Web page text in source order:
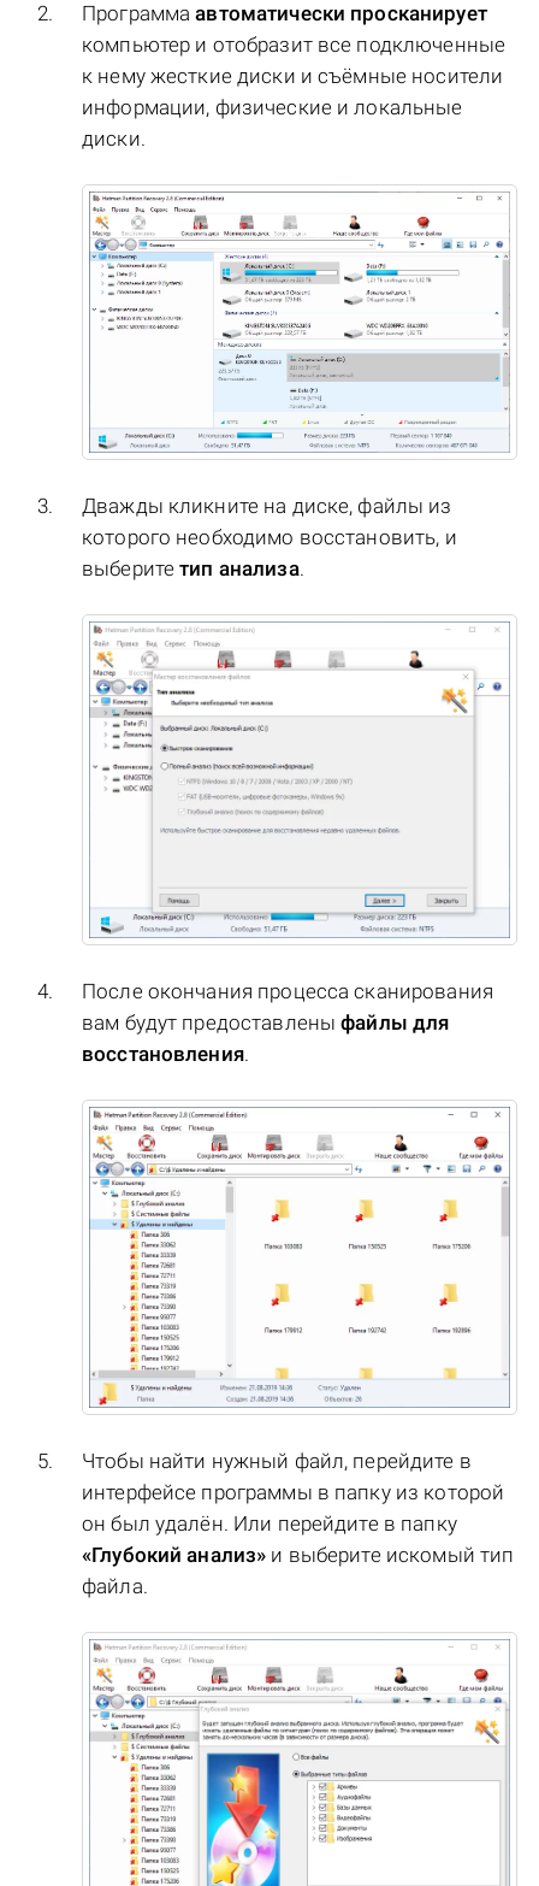
Программаавтоматически просканирует
компьютер и отобразит все подключенные
к нему жесткие диски и съёмные носители
информации, физические и локальные
диски.
Дважды кликните на диске, файлы из
которого необходимо восстановить, и
выберитетип анализа.
После окончания процесса сканирования
вам будут предоставленыфайлы для
восстановления.
Чтобы найти нужный файл, перейдите в
интерфейсе программы в папку из которой
он был удалён. Или перейдите в папку
«Глубокий анализ» и выберите искомый тип
файла.